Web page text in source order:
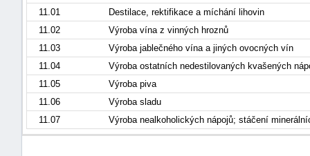
11.01
Destilace, rektifikace a míchání lihovin
11.02
Výroba vína z vinných hroznů
11.03
Výroba jablečného vína a jiných ovocných vín
11.04
Výroba ostatních nedestilovaných kvašených
11.05
Výroba piva
11.06
Výroba sladu
11.07
Výroba nealkoholických nápojů; stáčení